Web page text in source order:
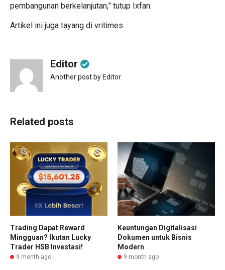
pembangunan berkelanjutan,” tutup Ixfan.
Artikel ini juga tayang di vritimes
Editor
Another post by Editor
Related posts
Trading Dapat Reward
Mingguan? Ikutan Lucky
Trader HSB Investasi!
9 month ago
Keuntungan Digitalisasi
Dokumen untuk Bisnis
Modern
9 month ago